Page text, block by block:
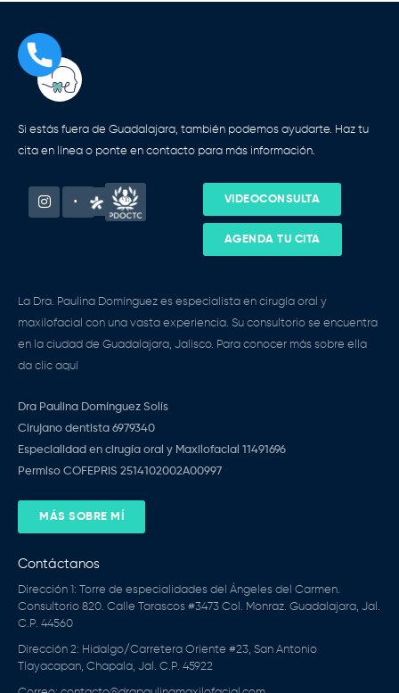
Si estás fuera de Guadalajara, también podemos ayudarte. Haz tu
cita en línea o ponte en contacto para más información.
InstagramFacebook-
VIDEOCONSULTA
AGENDA TU CITA
La Dra. Paulina Domínguez es especialista en cirugía oral y
maxilofacial con una vasta experiencia. Su consultorio se encuentra
en la ciudad de Guadalajara, Jalisco. Para conocer más sobre ella
da clic aquí
Dra Paulina Domínguez Solís
Cirujano dentista 6979340
Especialidad en cirugía oral y Maxilofacial 11491696
Permiso COFEPRIS 2514102002A00997
MÁS SOBRE MÍ
Contáctanos
Dirección 1: Torre de especialidades del Ángeles del Carmen.
Consultorio 820. Calle Tarascos #3473 Col. Monraz. Guadalajara, Jal.
C.P. 44560
Dirección 2: Hidalgo/Carretera Oriente #23, San Antonio
Tlayacapan, Chapala, Jal. C.P. 45922